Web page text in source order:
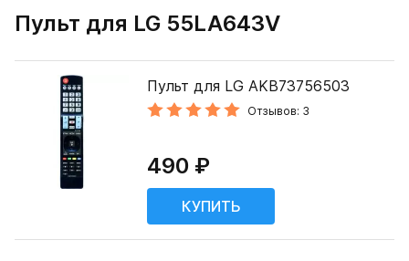
Пульт для LG 55LA643V
Пульт для LG AKB73756503
Отзывов: 3
490 ₽